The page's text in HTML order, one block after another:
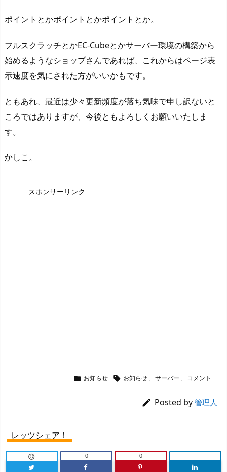
ポイントとかポイントとかポイントとか。
フルスクラッチとかEC-Cubeとかサーバー環境の構築から
始めるようなショップさんであれば、これからはページ表
示速度を気にされた方がいいかもです。
ともあれ、最近は少々更新頻度が落ち気味で申し訳ないと
ころではありますが、今後ともよろしくお願いいたしま
す。
かしこ。
スポンサーリンク
 お知らせ  お知らせ , サーバー , コメント
 Posted by 管理人
レッツシェア！
 0 0 -